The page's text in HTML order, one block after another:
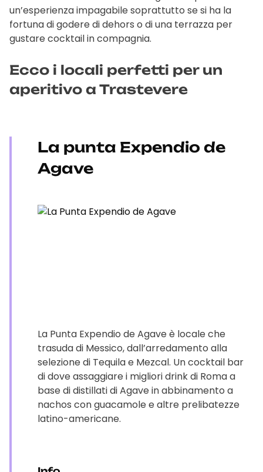
un’esperienza impagabile soprattutto se si ha la
fortuna di godere di dehors o di una terrazza per
gustare cocktail in compagnia.
Ecco i locali perfetti per un
aperitivo a Trastevere
La punta Expendio de
Agave
La Punta Expendio de Agave è locale che
trasuda di Messico, dall’arredamento alla
selezione di Tequila e Mezcal. Un cocktail bar
di dove assaggiare i migliori drink di Roma a
base di distillati di Agave in abbinamento a
nachos con guacamole e altre prelibatezze
latino-americane.